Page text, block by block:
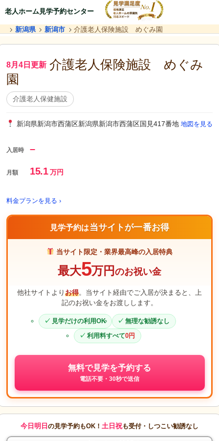
老人ホーム見学予約センター
新潟県 新潟市 介護老人保険施設 めぐみ園
8月4日更新 介護老人保険施設 めぐみ
園
介護老人保健施設
新潟県新潟市西蒲区新潟県新潟市西蒲区国見417番地 地図を見る
入居時 –
月額 15.1万円
料金プランを見る ›
見学予約は当サイトが一番お得
当サイト限定・業界最高峰の入居特典
最大5万円のお祝い金
他社サイトよりお得。当サイト経由でご入居が決まると、上
記のお祝い金をお渡しします。
見学だけの利用OK
無理な勧誘なし
利用料すべて0円
無料で見学を予約する
電話不要・30秒で送信
今日明日 の見学予約もOK！ 土日祝も受付・しつこい勧誘なし